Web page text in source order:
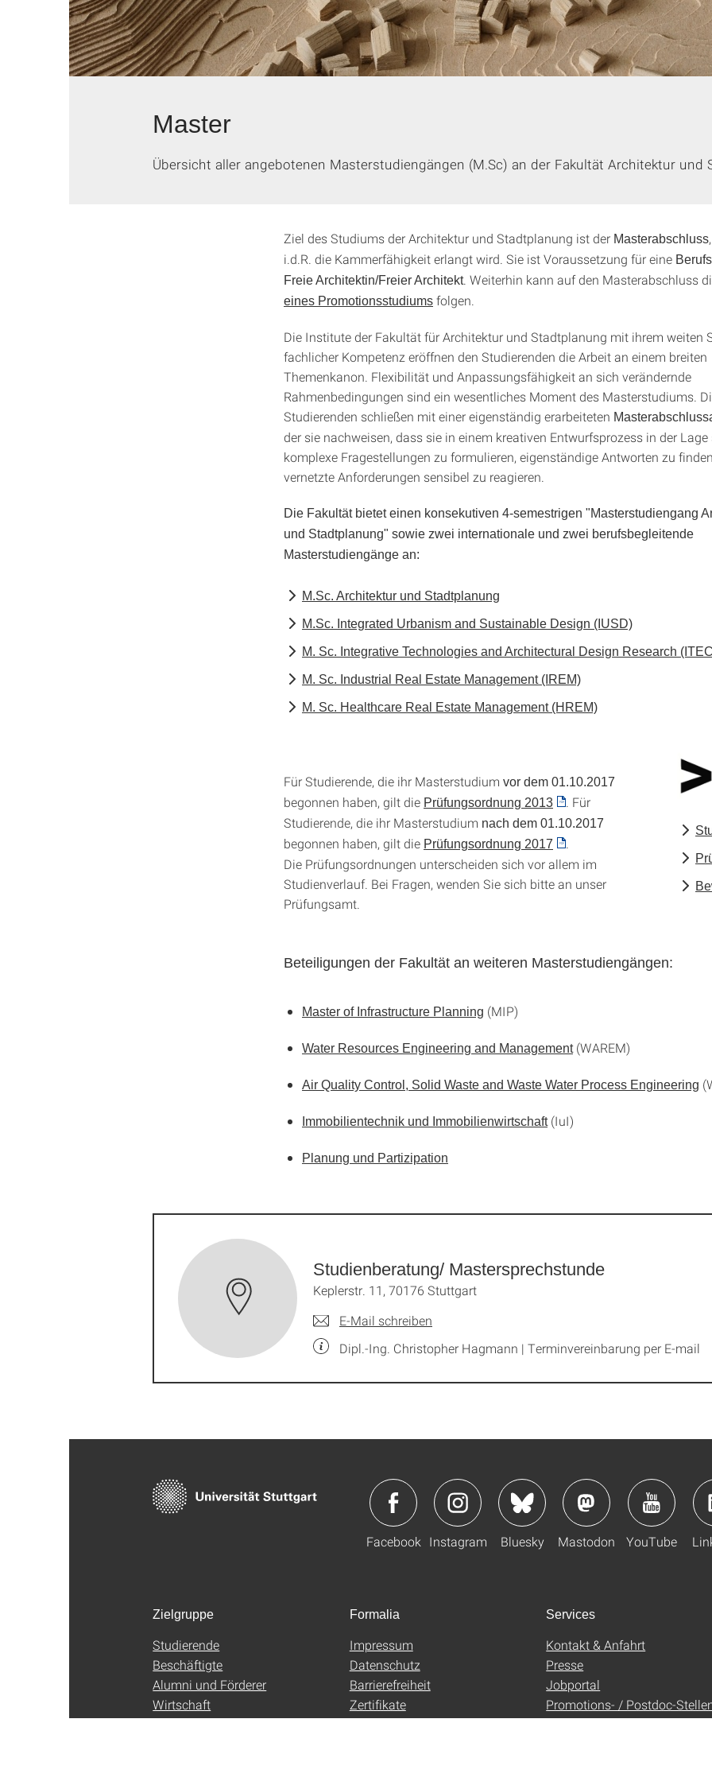
Master
Übersicht aller angebotenen Masterstudiengängen (M.Sc) an der Fakultät Architektur und
Ziel des Studiums der Architektur und Stadtplanung ist der Masterabschluss
i.d.R. die Kammerfähigkeit erlangt wird. Sie ist Voraussetzung für eine
Freie Architektin/Freier Architekt. Weiterhin kann auf den Masterabschluss
eines Promotionsstudiums folgen.
Die Institute der Fakultät für Architektur und Stadtplanung mit ihrem weiten
fachlicher Kompetenz eröffnen den Studierenden die Arbeit an einem breiten
Themenkanon. Flexibilität und Anpassungsfähigkeit an sich verändernde
Rahmenbedingungen sind ein wesentliches Moment des Masterstudiums.
Studierenden schließen mit einer eigenständig erarbeiteten
der sie nachweisen, dass sie in einem kreativen Entwurfsprozess in der Lage
komplexe Fragestellungen zu formulieren, eigenständige Antworten zu
vernetzte Anforderungen sensibel zu reagieren.
Die Fakultät bietet einen konsekutiven 4-semestrigen "Masterstudiengang
und Stadtplanung" sowie zwei internationale und zwei berufsbegleitende
Masterstudiengänge an:
M.Sc. Architektur und Stadtplanung
M.Sc. Integrated Urbanism and Sustainable Design (IUSD)
M. Sc. Integrative Technologies and Architectural Design Research
M. Sc. Industrial Real Estate Management (IREM)
M. Sc. Healthcare Real Estate Management (HREM)
Für Studierende, die ihr Masterstudium vor dem 01.10.2017
begonnen haben, gilt die Prüfungsordnung 2013
. Für
Studierende, die ihr Masterstudium nach dem 01.10.2017
begonnen haben, gilt die Prüfungsordnung 2017
Die Prüfungsordnungen unterscheiden sich vor allem im
Studienverlauf. Bei Fragen, wenden Sie sich bitte an unser
Prüfungsamt.
Beteiligungen der Fakultät an weiteren Masterstudiengängen:
Master of Infrastructure Planning (MIP)
Water Resources Engineering and Management(WAREM)
Air Quality Control, Solid Waste and Waste Water Process Engineering
Immobilientechnik und Immobilienwirtschaft (IuI)
Planung und Partizipation
Studienberatung/ Mastersprechstunde
Keplerstr. 11, 70176 Stuttgart
E-Mail schreiben
Dipl.-Ing. Christopher Hagmann | Terminvereinbarung per E-mail
Facebook Instagram Bluesky Mastodon YouTube
Zielgruppe
Studierende
Beschäftigte
Alumni und Förderer
Wirtschaft
Formalia
Impressum
Datenschutz
Barrierefreiheit
Zertifikate
Services
Kontakt & Anfahrt
Presse
Jobportal
Promotions- / Postdoc-